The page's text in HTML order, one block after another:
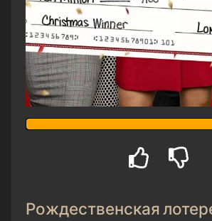
Рождественская